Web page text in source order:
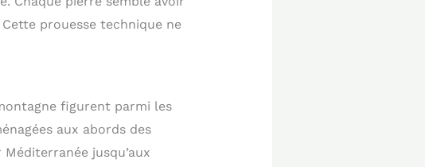
prouesse technique ne
figurent parmi les
aux abords des
jusqu’aux